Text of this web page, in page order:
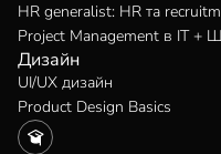
HR generalist: HR та
Project Management в IT +
Дизайн
UI/UX дизайн
Product Design Basics